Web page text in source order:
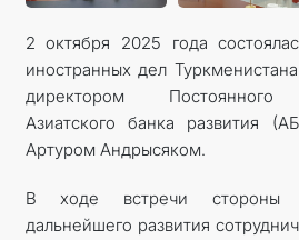
2 октября 2025 года
иностранных дел
директором Постоянного
Азиатского банка развития
Артуром Андрысяком.
В ходе встречи стороны
дальнейшего развития